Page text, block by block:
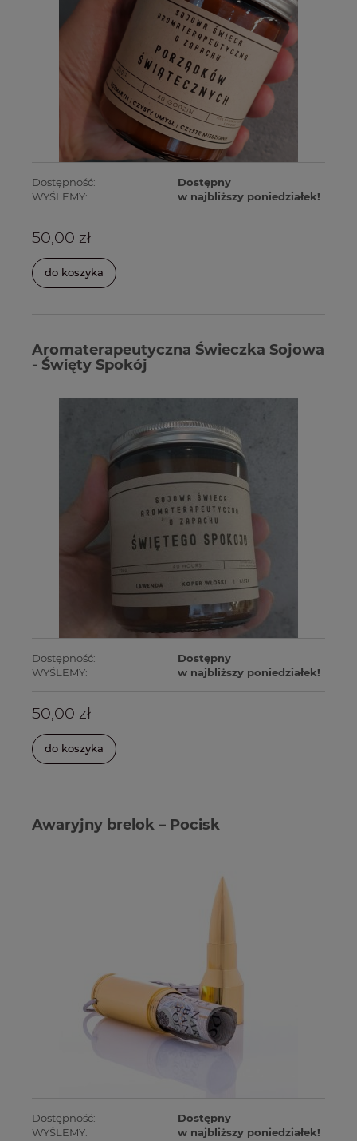
Dostępność:
Dostępny
WYŚLEMY:
w najbliższy poniedziałek!
50,00 zł
do koszyka
Aromaterapeutyczna Świeczka Sojowa
- Święty Spokój
Dostępność:
Dostępny
WYŚLEMY:
w najbliższy poniedziałek!
50,00 zł
do koszyka
Awaryjny brelok – Pocisk
Dostępność:
Dostępny
WYŚLEMY:
w najbliższy poniedziałek!